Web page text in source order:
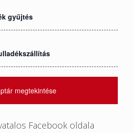
gyűjtés
megtekintése
Facebook oldala